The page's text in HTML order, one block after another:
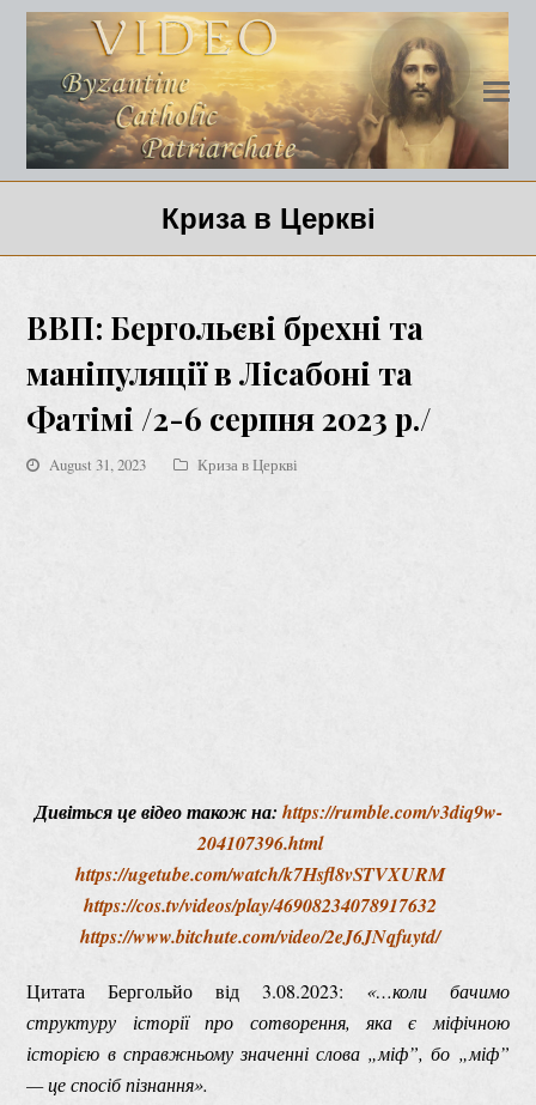
Криза в Церкві
ВВП: Бергольєві брехні та
маніпуляції в Лісабоні та
Фатімі /2-6 серпня 2023 р./
August 31, 2023 Криза в Церкві
Дивіться це відео також на:https://rumble.com/v3diq9w-
204107396.html
https://ugetube.com/watch/k7Hsfl8vSTVXURM
https://cos.tv/videos/play/46908234078917632
https://www.bitchute.com/video/2eJ6JNqfuytd/
Цитата Бергольйо від 3.08.2023: «…коли бачимо
структуру історії про сотворення, яка є міфічною
історією в справжньому значенні слова „міф”, бо „міф”
— це спосіб пізнання».